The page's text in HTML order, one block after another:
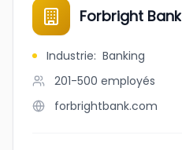
Forbright Bank
Industrie: Banking
201-500 employés
forbrightbank.com